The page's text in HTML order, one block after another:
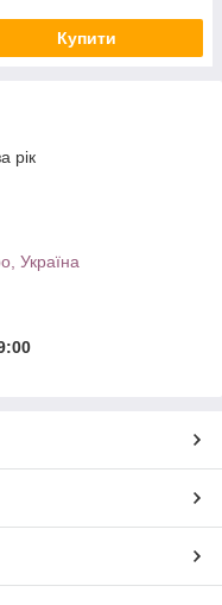
Купити
рік
Україна